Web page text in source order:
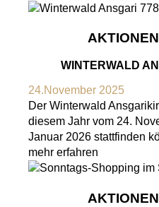
WINTERWALD
24.November 2025
Der Winterwald
diesem Jahr vom 24.
Januar 2026 stattfinden
mehr erfahren